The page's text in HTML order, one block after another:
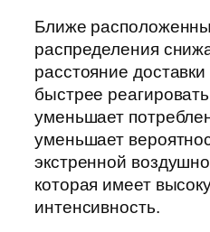
Ближе
распределения
расстояние
быстрее
уменьшает
уменьшает
экстренной
которая имеет
интенсивность.